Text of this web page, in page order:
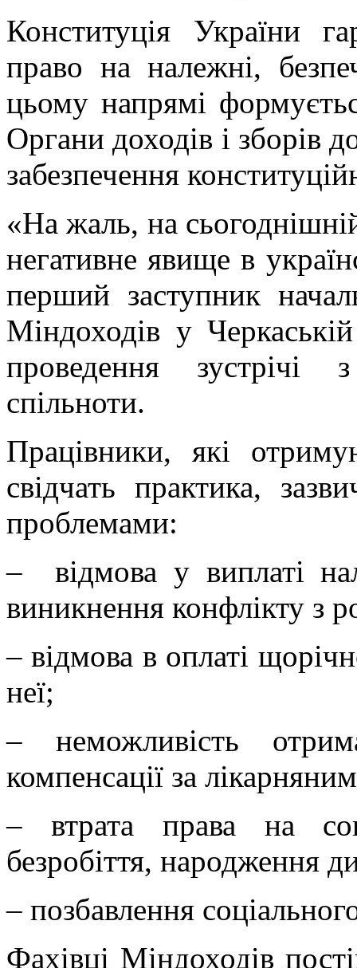
Конституція України
право на належні,
цьому напрямі
Органи доходів і зборів
забезпечення
«На жаль, на
негативне явище в
перший заступник
Міндоходів у
проведення зустрічі
спільноти.
Працівники, які
свідчать практика,
проблемами:
– відмова у виплаті
виникнення конфлікту з
– відмова в оплаті
неї;
– неможливість
компенсації за
– втрата права на
безробіття, народження
– позбавлення
Фахівці Міндоходів